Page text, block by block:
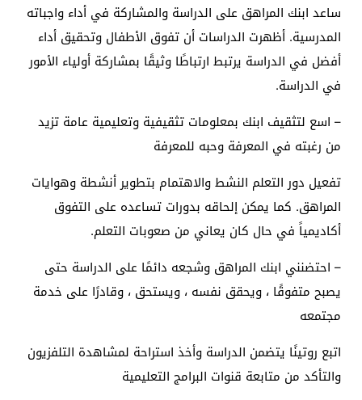
ساعد ابنك المراهق على الدراسة والمشاركة في أداء واجباته
المدرسية. أظهرت الدراسات أن تفوق الأطفال وتحقيق أداء
أفضل في الدراسة يرتبط ارتباطًا وثيقًا بمشاركة أولياء الأمور
في الدراسة.
– اسع لتثقيف ابنك بمعلومات تثقيفية وتعليمية عامة تزيد
من رغبته في المعرفة وحبه للمعرفة
تفعيل دور التعلم النشط والاهتمام بتطوير أنشطة وهوايات
المراهق. كما يمكن إلحاقه بدورات تساعده على التفوق
أكاديمياً في حال كان يعاني من صعوبات التعلم.
– احتضنني ابنك المراهق وشجعه دائمًا على الدراسة حتى
يصبح متفوقًا ، ويحقق نفسه ، ويستحق ، وقادرًا على خدمة
مجتمعه
اتبع روتينًا يتضمن الدراسة وأخذ استراحة لمشاهدة التلفزيون
والتأكد من متابعة قنوات البرامج التعليمية